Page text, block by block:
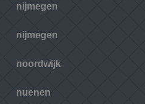
nijmegen
nijmegen
noordwijk
nuenen